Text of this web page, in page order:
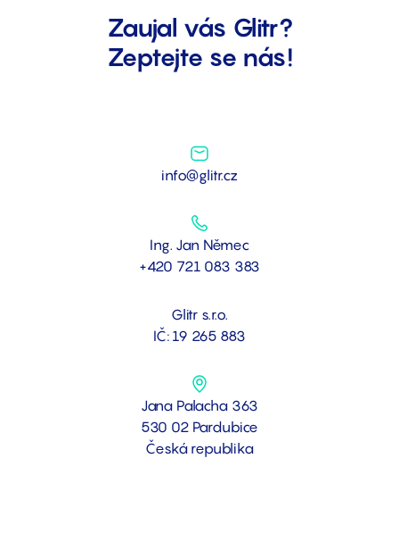
Zaujal vás Glitr?
Zeptejte se nás!
info@glitr.cz
Ing. Jan Němec
+420 721 083 383
Glitr s.r.o.
IČ: 19 265 883
Jana Palacha 363
530 02 Pardubice
Česká republika